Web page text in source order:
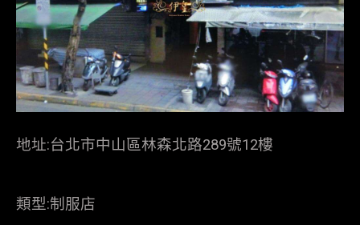
地址:台北市中山區林森北路289號12樓
類型:制服店